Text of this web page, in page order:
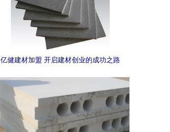
亿健建材加盟 开启建材创业的成功之路